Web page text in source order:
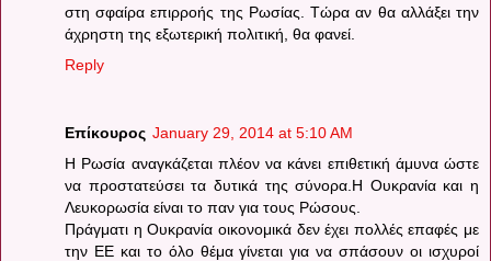
στη σφαίρα επιρροής της Ρωσίας. Τώρα αν θα αλλάξει την
άχρηστη της εξωτερική πολιτική, θα φανεί.
Reply
Επίκουρος January 29, 2014 at 5:10 AM
H Ρωσία αναγκάζεται πλέον να κάνει επιθετική άμυνα ώστε
να προστατεύσει τα δυτικά της σύνορα.Η Ουκρανία και η
Λευκορωσία είναι το παν για τους Ρώσους.
Πράγματι η Ουκρανία οικονομικά δεν έχει πολλές επαφές με
την ΕΕ και το όλο θέμα γίνεται για να σπάσουν οι ισχυροί